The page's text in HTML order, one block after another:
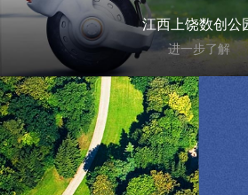
江西上饶数创公
进一步了解